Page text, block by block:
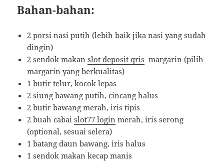
Bahan-bahan:
2 porsi nasi putih (lebih baik jika nasi yang sudah
dingin)
2 sendok makanslot deposit qris margarin (pilih
margarin yang berkualitas)
1 butir telur, kocok lepas
2 siung bawang putih, cincang halus
2 butir bawang merah, iris tipis
2 buah cabaislot77 login merah, iris serong
(optional, sesuai selera)
1 batang daun bawang, iris halus
1 sendok makan kecap manis